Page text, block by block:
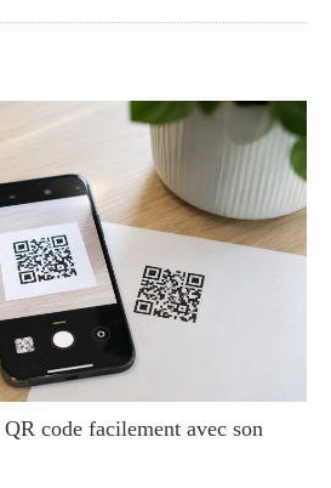
code facilement avec son